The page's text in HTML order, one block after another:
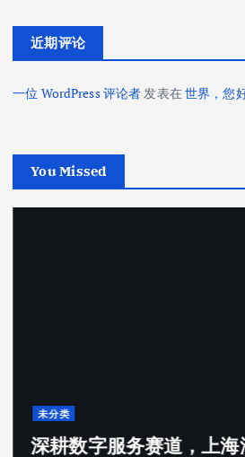
近期评论
一位 WordPress 评论者发表在世界，您
You Missed
未分类
深耕数字服务赛道，上